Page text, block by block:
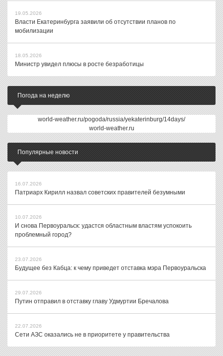
19.05.2026
Власти Екатеринбурга заявили об отсутствии планов по
мобилизации
18.05.2026
Министр увидел плюсы в росте безработицы
Погода на неделю
world-weather.ru/pogoda/russia/yekaterinburg/14days/
world-weather.ru
Популярные новости
16.07.2026
Патриарх Кирилл назвал советских правителей безумными
10.07.2026
И снова Первоуральск: удастся областным властям успокоить
проблемный город?
23.07.2026
Будущее без Кабца: к чему приведет отставка мэра Первоуральска
29.07.2026
Путин отправил в отставку главу Удмуртии Бречалова
22.07.2026
Сети АЗС оказались не в приоритете у правительства